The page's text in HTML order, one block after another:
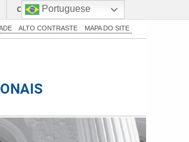
Canais
ALTO CONTRASTE MAPA DO SITE
Portuguese